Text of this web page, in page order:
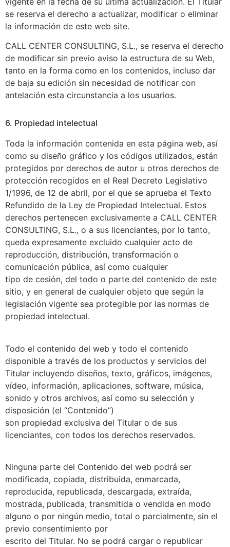
se reserva el derecho a actualizar, modificar o eliminar
la información de este web site.
CALL CENTER CONSULTING, S.L., se reserva el derecho
de modificar sin previo aviso la estructura de su Web,
tanto en la forma como en los contenidos, incluso dar
de baja su edición sin necesidad de notificar con
antelación esta circunstancia a los usuarios.
6. Propiedad intelectual
Toda la información contenida en esta página web, así
como su diseño gráfico y los códigos utilizados, están
protegidos por derechos de autor u otros derechos de
protección recogidos en el Real Decreto Legislativo
1/1996, de 12 de abril, por el que se aprueba el Texto
Refundido de la Ley de Propiedad Intelectual. Estos
derechos pertenecen exclusivamente a CALL CENTER
CONSULTING, S.L., o a sus licenciantes, por lo tanto,
queda expresamente excluido cualquier acto de
reproducción, distribución, transformación o
comunicación pública, así como cualquier
tipo de cesión, del todo o parte del contenido de este
sitio, y en general de cualquier objeto que según la
legislación vigente sea protegible por las normas de
propiedad intelectual.
Todo el contenido del web y todo el contenido
disponible a través de los productos y servicios del
Titular incluyendo diseños, texto, gráficos, imágenes,
vídeo, información, aplicaciones, software, música,
sonido y otros archivos, así como su selección y
disposición (el “Contenido”)
son propiedad exclusiva del Titular o de sus
licenciantes, con todos los derechos reservados.
Ninguna parte del Contenido del web podrá ser
modificada, copiada, distribuida, enmarcada,
reproducida, republicada, descargada, extraída,
mostrada, publicada, transmitida o vendida en modo
alguno o por ningún medio, total o parcialmente, sin el
previo consentimiento por
escrito del Titular. No se podrá cargar o republicar